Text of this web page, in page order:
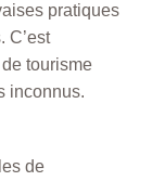
pratiques
C’est
tourisme
inconnus.
de